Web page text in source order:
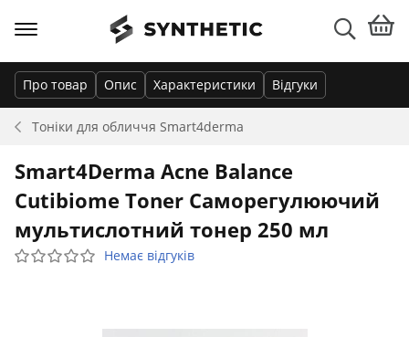
Тоніки для обличчя Smart4derma
Про товар Опис Характеристики Відгуки
Smart4Derma Acne Balance
Cutibiome Toner Саморегулюючий
мультислотний тонер 250 мл
Немає відгуків